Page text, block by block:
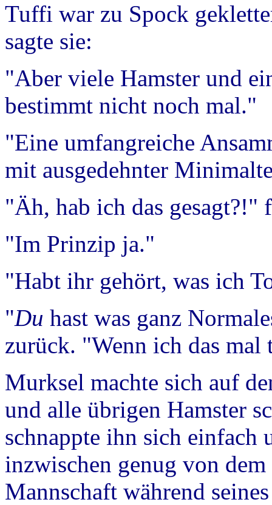
Tuffi war zu Spock
sagte sie:
"Aber viele Hamster und
bestimmt nicht noch mal."
"Eine umfangreiche
mit ausgedehnter
"Äh, hab ich das gesagt?!"
"Im Prinzip ja."
"Habt ihr gehört, was ich
"Du hast was ganz
zurück. "Wenn ich das
Murksel machte sich auf
und alle übrigen Hamster
schnappte ihn sich einfach
inzwischen genug von
Mannschaft während